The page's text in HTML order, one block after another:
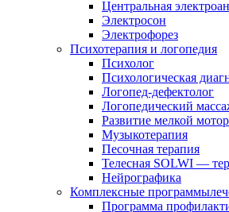
Центральная
Электросон
Электрофорез
Психотерапия и логопедия
Психолог
Психологическая
Логопед-дефектолог
Логопедический
Развитие мелкой
Музыкотерапия
Песочная терапия
Телесная SOLWI —
Нейрографика
Комплексные
Программа